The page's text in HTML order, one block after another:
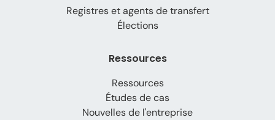
Registres et agents de transfert
Élections
Ressources
Ressources
Études de cas
Nouvelles de l'entreprise